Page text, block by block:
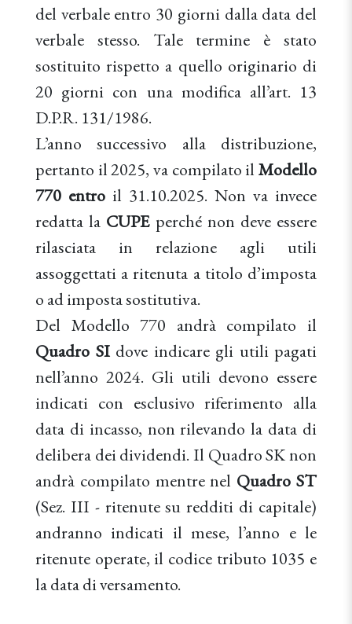
del verbale entro 30 giorni dalla data del
verbale stesso. Tale termine è stato
sostituito rispetto a quello originario di
20 giorni con una modifica all’art. 13
D.P.R. 131/1986.
L’anno successivo alla distribuzione,
pertanto il 2025, va compilato il Modello
770 entro il 31.10.2025. Non va invece
redatta la CUPE perché non deve essere
rilasciata in relazione agli utili
assoggettati a ritenuta a titolo d’imposta
o ad imposta sostitutiva.
Del Modello 770 andrà compilato il
Quadro SIdove indicare gli utili pagati
nell’anno 2024. Gli utili devono essere
indicati con esclusivo riferimento alla
data di incasso, non rilevando la data di
delibera dei dividendi. Il Quadro SK non
andrà compilato mentre nel Quadro ST
(Sez. III - ritenute su redditi di capitale)
andranno indicati il mese, l’anno e le
ritenute operate, il codice tributo 1035 e
la data di versamento.